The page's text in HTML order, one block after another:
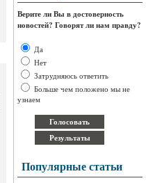
Верите ли Вы в достоверность
новостей? Говорят ли нам правду?
Да
Нет
Затрудняюсь ответить
Больше чем положено мы не
узнаем
Популярные статьи